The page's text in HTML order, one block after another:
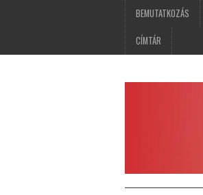
BEMUTATKOZÁS
CÍMTÁR